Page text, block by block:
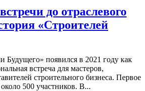
до отраслевого
«Строителей
Будущего» появился в 2021 году как
встреча для мастеров,
строительного бизнеса. Первое
500 участников. В...